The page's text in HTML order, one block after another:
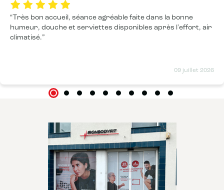
09 juillet 2026
Très bon accueil, séance agréable faite dans la bonne
humeur, douche et serviettes disponibles après l'effort, air
climatisé.